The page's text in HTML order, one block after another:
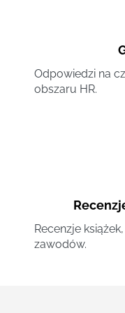
Odpowiedzi na
obszaru HR.
Recenzje
zawodów.